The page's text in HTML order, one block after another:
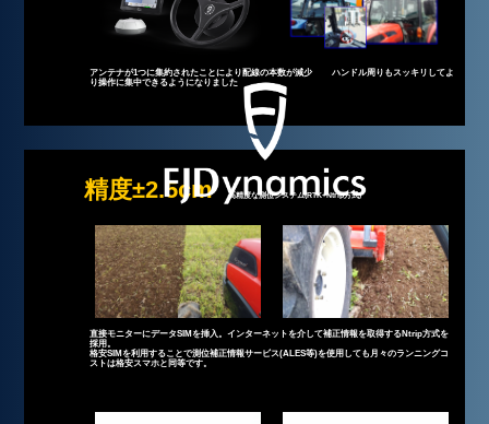
アンテナが1つに集約されたことにより配線の本数が減少 ハンドル周りもスッキリしてよ
り操作に集中できるようになりました
精度±2.5cm高精度な測位システム(RTK+Ntrip方式)
直接モニターにデータSIMを挿入。インターネットを介して補正情報を取得するNtrip方式を
採用。
格安SIMを利用することで測位補正情報サービス(ALES等)を使用しても月々のランニングコ
ストは格安スマホと同等です。